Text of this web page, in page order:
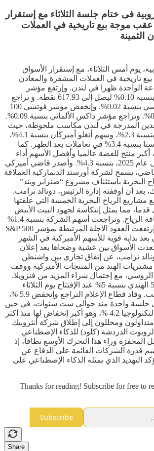
فى ختام جلسة الثلاثاء مع إستقرار
عقب موجة بيع تاريخية في العملات
الثمينة
يوم أمس الثلاثاء، مع إستقرار الأسواق
تاريخية في العملات المشفرة والمعادن
الواحدة ظهرا في لندن. وإرتفع مؤشر
ستوكس أوروبا 600 بنسبة 0.10% ليصل إلى 617.93 نقطة. و تراجع
مؤشر كاك 40 الفرنسي بنسبة 0.02%. وإنخفض مؤشر فوتسي 100
البريطاني بنسبة 0.26%. وتراجع مؤشر داكس الألماني بنسبة 0.09%.
المدرجة في لندن مكاسب ملحوظة، حيث
إرتفع سهم ريو تينتو بنسبة 2.3%، وسهم أنغلو أميركان بنسبة 4.1%،
وقفز سهم أنطوفاغاستا بنسبة 3.4% في تعاملات بعد الظهر. كما
منتج للفضة عالميا وأفضل الأسهم أداء
في فوتسي 100 خلال عام 2025، بنسبة 4.3%. وأصدر قاضي أميركي
يسمح لشركة أورستد الدنماركية العملاقة
البحرية باستئناف مشروع “صنرايز ويند”
بعد أن أوقفته إدارة الرئيس، دونالد ترامب.
مشاريع الرياح البحرية الخمسة التي علقتها
قدما، مما يمثل إنتكاسة لجهود البيت الأبيض
في عرقلة تطوير طاقة الرياح. وتراجعت أسهم الشركة بنسبة 1.4%
في آخر التداولات. وإرتفعت العقود الآجلة المرتبطة بمؤشر S&P 500
بداية قوية للأسهم الأميركية في الشهر
الأسواق بين عشية وضحاها بعد إعلان
ترامب، عن إتفاق تجاري بين واشنطن
مشتريات الهند من المنتجات الأميركية ووقف
الروسي، مع إحتمال شراء المزيد من فنزويلا.
وقفز مؤشر نيفتي 50 الهندي بنسبة 5% عند الإفتتاح يوم الثلاثاء
عقب تصريحات ترامب. وقاد قطاع الإعلام التراجع وإنخفض 5.9 %،
جلسة واحدة منذ حوالي ست سنوات، في حين
هبطت أسهم قطاع التكنولوجيا 4.‌2 %، وهو أكبر إنخفاض لها منذ أكثر
متداولون ومحللون إلى إطلاق شركة أنثروبيك
لروبوت الدردشة (كلود) للذكاء الإصطناعي
المحفزة وراء هذا التحرك الأوسع نطاقا، إذ
قدرة الشركات القائمة على الدفاع عن
التهديد الذي يمثله الذكاء الإصطناعي على
Thanks for reading! Subscribe for free to
Subscribe
Share